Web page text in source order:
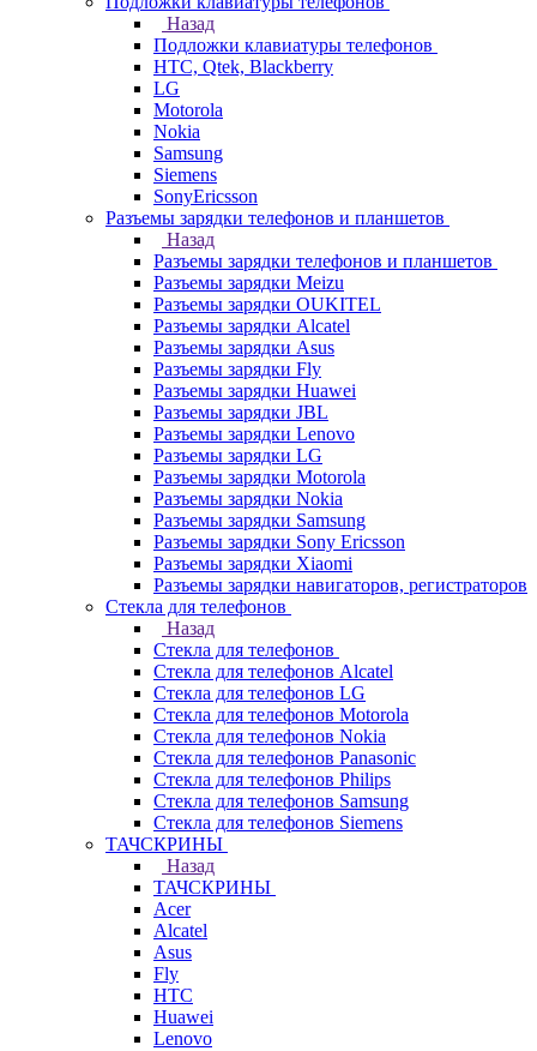
Назад
Подложки клавиатуры телефонов
HTC, Qtek, Blackberry
LG
Motorola
Nokia
Samsung
Siemens
SonyEricsson
Разъемы зарядки телефонов и планшетов
Назад
Разъемы зарядки телефонов и планшетов
Разъемы зарядки Meizu
Разъемы зарядки OUKITEL
Разъемы зарядки Alcatel
Разъемы зарядки Asus
Разъемы зарядки Fly
Разъемы зарядки Huawei
Разъемы зарядки JBL
Разъемы зарядки Lenovo
Разъемы зарядки LG
Разъемы зарядки Motorola
Разъемы зарядки Nokia
Разъемы зарядки Samsung
Разъемы зарядки Sony Ericsson
Разъемы зарядки Xiaomi
Разъемы зарядки навигаторов, регистраторов
Стекла для телефонов
Назад
Стекла для телефонов
Стекла для телефонов Alcatel
Стекла для телефонов LG
Стекла для телефонов Motorola
Стекла для телефонов Nokia
Стекла для телефонов Panasonic
Стекла для телефонов Philips
Стекла для телефонов Samsung
Стекла для телефонов Siemens
ТАЧСКРИНЫ
Назад
ТАЧСКРИНЫ
Acer
Alcatel
Asus
Fly
HTC
Huawei
Lenovo